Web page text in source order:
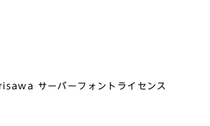
サーバーフォントライセンス